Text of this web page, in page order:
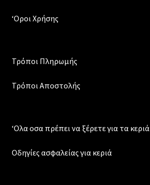
‘Οροι Χρήσης
Τρόποι Πληρωμής
Τρόποι Αποστολής
‘Ολα οσα πρέπει να ξέρετε για τα κεριά
Οδηγίες ασφαλείας για κεριά